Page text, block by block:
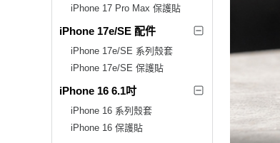
iPhone 17 Pro Max 保護貼
iPhone 17e/SE 配件
iPhone 17e/SE 系列殼套
iPhone 17e/SE 保護貼
iPhone 16 6.1吋
iPhone 16 系列殼套
iPhone 16 保護貼